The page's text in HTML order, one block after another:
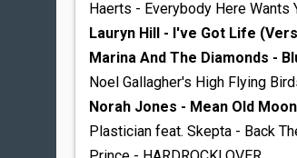
Haerts - Everybody Here Wants
Lauryn Hill - I've Got Life
Marina And The Diamonds -
Noel Gallagher's High Flying
Norah Jones - Mean Old Moon
Plastician feat. Skepta - Back